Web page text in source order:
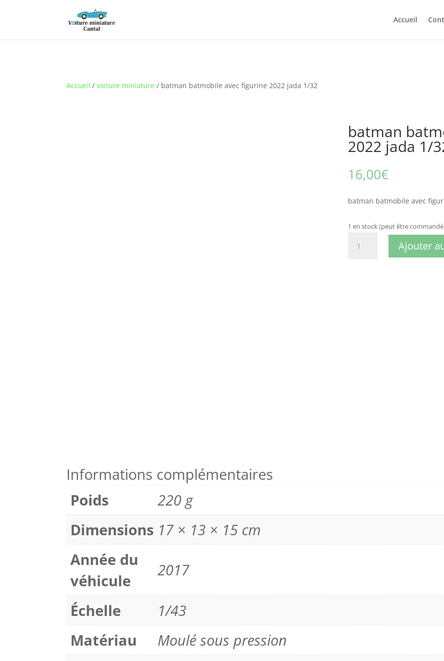
Accueil
Accueil /voiture miniature / batman batmobile avec figurine 2022 jada 1/32
batman
2022 jada 1/
16,00€
batman batmobile avec
1 en stock (peut être
Ajouter
Informations complémentaires
Poids
220 g
Dimensions 17 × 13 × 15 cm
Année du
véhicule
2017
Échelle
1/43
Matériau
Moulé sous pression